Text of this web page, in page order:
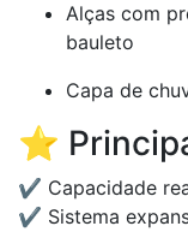
Alças com
bauleto
Capa de
⭐
✔ Capacidade
✔ Sistema